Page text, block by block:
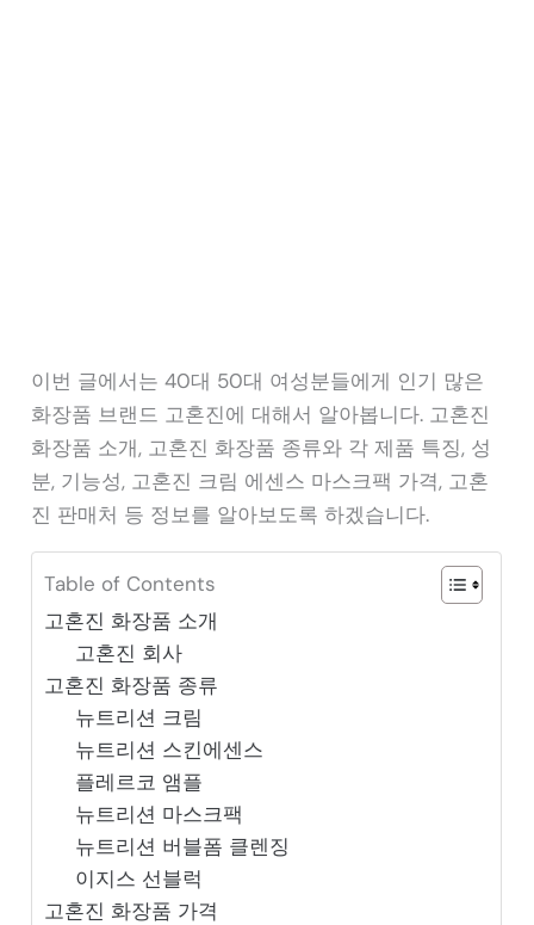
이번 글에서는 40대 50대 여성분들에게 인기 많은
화장품 브랜드 고혼진에 대해서 알아봅니다. 고혼진
화장품 소개, 고혼진 화장품 종류와 각 제품 특징, 성
분, 기능성, 고혼진 크림 에센스 마스크팩 가격, 고혼
진 판매처 등 정보를 알아보도록 하겠습니다.
Table of Contents
고혼진 화장품 소개
고혼진 회사
고혼진 화장품 종류
뉴트리션 크림
뉴트리션 스킨에센스
플레르코 앰플
뉴트리션 마스크팩
뉴트리션 버블폼 클렌징
이지스 선블럭
고혼진 화장품 가격